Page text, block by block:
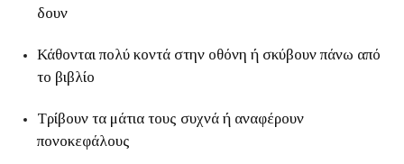
δουν
Κάθονται πολύ κοντά στην οθόνη ή σκύβουν πάνω από
το βιβλίο
Τρίβουν τα μάτια τους συχνά ή αναφέρουν
πονοκεφάλους